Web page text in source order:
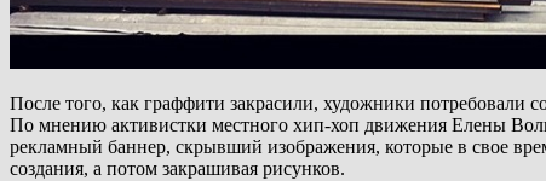
После того, как граффити закрасили, художники потребовали
По мнению активистки местного хип-хоп движения Елены
рекламный баннер, скрывший изображения, которые в свое
создания, а потом закрашивая рисунков.